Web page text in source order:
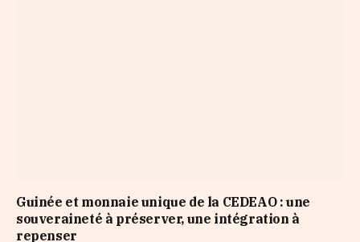
Guinée et monnaie unique de la CEDEAO : une
souveraineté à préserver, une intégration à
repenser